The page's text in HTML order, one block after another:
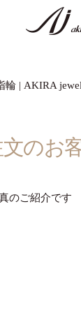
輪 | AKIRA
のお
のご紹介です